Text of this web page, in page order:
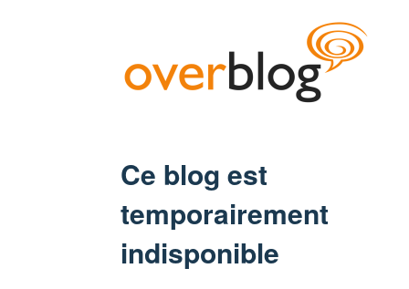
Ce blog est
temporairement
indisponible